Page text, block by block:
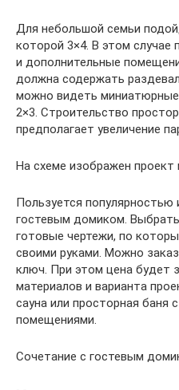
Для небольшой семьи
которой 3×4. В этом
и дополнительные
должна содержать
можно видеть
2×3. Строительство
предполагает увеличение
На схеме изображен проект
Пользуется популярностью
гостевым домиком.
готовые чертежи, по
своими руками. Можно
ключ. При этом цена будет
материалов и варианта
сауна или просторная баня
помещениями.
Сочетание с гостевым